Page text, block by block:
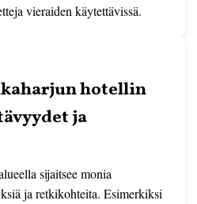
vieraiden käytettävissä.
hotellin
ja
sijaitsee monia
ja retkikohteita. Esimerkiksi